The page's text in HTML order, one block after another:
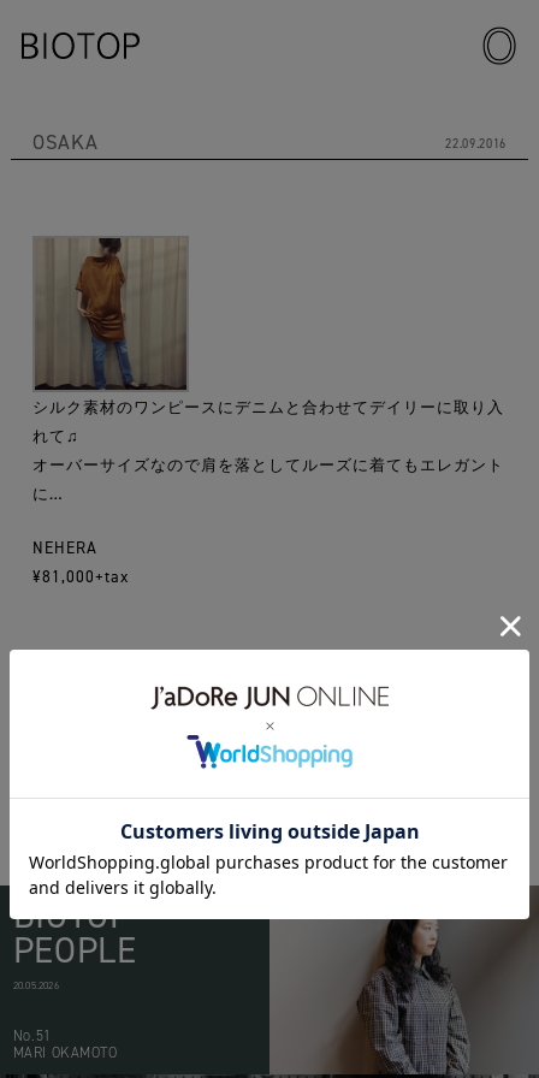
OSAKA 22.09.2016
シルク素材のワンピースにデニムと合わせてデイリーに取り入
れて♫
オーバーサイズなので肩を落としてルーズに着てもエレガント
に…
NEHERA
¥81,000+tax
nehera WEAR
BIOTOP
PEOPLE
20.05.2026
No.51
MARI OKAMOTO